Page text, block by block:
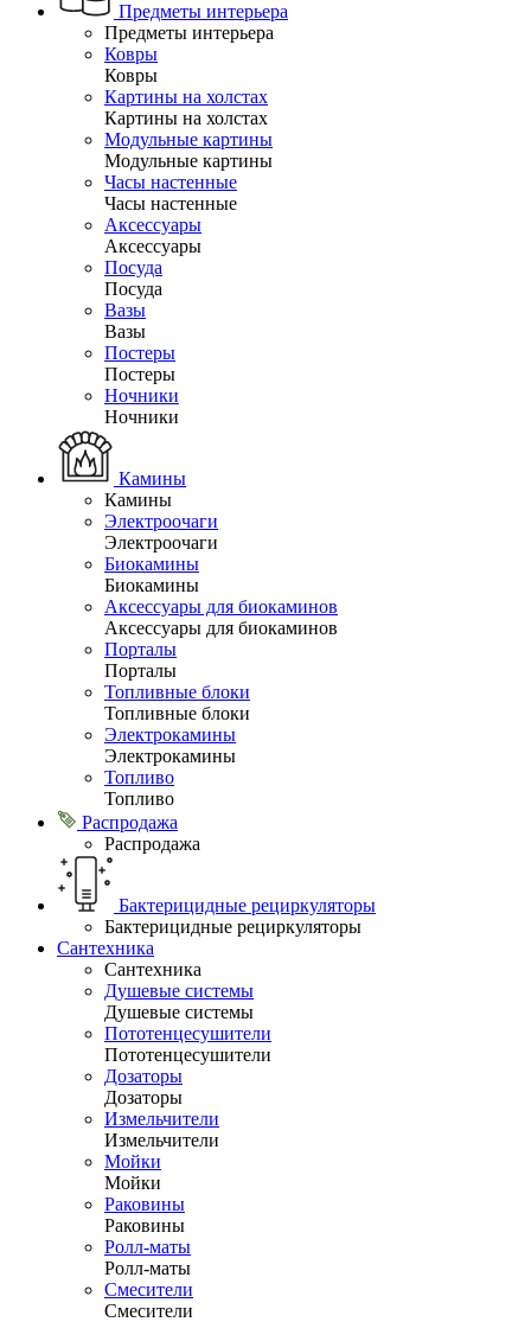
Предметы интерьера
Предметы интерьера
Ковры
Ковры
Картины на холстах
Картины на холстах
Модульные картины
Модульные картины
Часы настенные
Часы настенные
Аксессуары
Аксессуары
Посуда
Посуда
Вазы
Вазы
Постеры
Постеры
Ночники
Ночники
Камины
Камины
Электроочаги
Электроочаги
Биокамины
Биокамины
Аксессуары для биокаминов
Аксессуары для биокаминов
Порталы
Порталы
Топливные блоки
Топливные блоки
Электрокамины
Электрокамины
Топливо
Топливо
Распродажа
Распродажа
Бактерицидные рециркуляторы
Бактерицидные рециркуляторы
Сантехника
Сантехника
Душевые системы
Душевые системы
Пототенцесушители
Пототенцесушители
Дозаторы
Дозаторы
Измельчители
Измельчители
Мойки
Мойки
Раковины
Раковины
Ролл-маты
Ролл-маты
Смесители
Смесители